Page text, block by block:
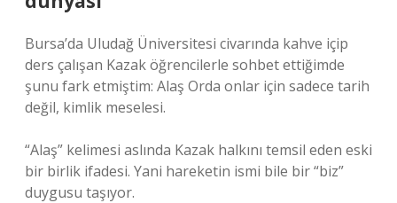
Bursa’da Uludağ Üniversitesi civarında kahve içip
ders çalışan Kazak öğrencilerle sohbet ettiğimde
şunu fark etmiştim: Alaş Orda onlar için sadece tarih
değil, kimlik meselesi.
“Alaş” kelimesi aslında Kazak halkını temsil eden eski
bir birlik ifadesi. Yani hareketin ismi bile bir “biz”
duygusu taşıyor.